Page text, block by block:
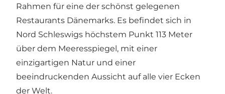
Rahmen für eine der schönst gelegenen
Restaurants Dänemarks. Es befindet sich in
Nord Schleswigs höchstem Punkt 113 Meter
über dem Meeresspiegel, mit einer
einzigartigen Natur und einer
beeindruckenden Aussicht auf alle vier Ecken
der Welt.